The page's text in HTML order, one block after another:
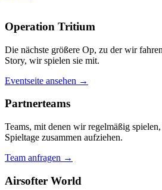
Operation Tritium
Die nächste größere Op, zu der wir
Story, wir spielen sie mit.
Eventseite ansehen →
Partnerteams
Teams, mit denen wir regelmäßig
Spieltage zusammen aufziehen.
Team anfragen →
Airsofter World